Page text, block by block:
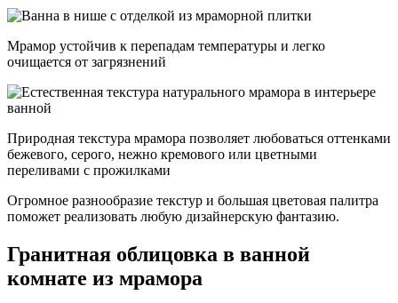
Мрамор устойчив к перепадам температуры и легко
очищается от загрязнений
Природная текстура мрамора позволяет любоваться оттенками
бежевого, серого, нежно кремового или цветными
переливами с прожилками
Огромное разнообразие текстур и большая цветовая палитра
поможет реализовать любую дизайнерскую фантазию.
Гранитная облицовка в ванной
комнате из мрамора